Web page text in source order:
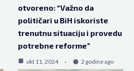
otvoreno: “Važno da
političari u BiH iskoriste
trenutnu situaciju i provedu
potrebne reforme”
okt 11, 2024 2 godine ago